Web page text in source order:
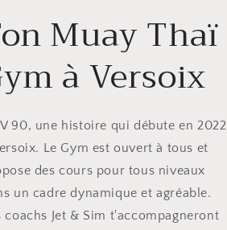
Muay Thaï
à Versoix
90, une histoire qui débute en 2022
Le Gym est ouvert à tous et
des cours pour tous niveaux
un cadre dynamique et agréable.
coachs Jet & Sim t'accompagneront